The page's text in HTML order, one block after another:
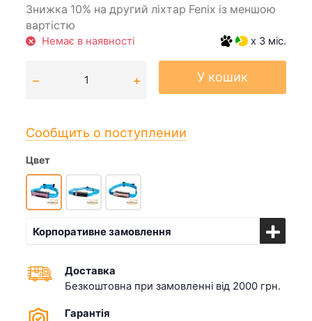
Знижка 10% на другий ліхтар Fenix із меншою
вартістю
Немає в наявності x 3 міс.
У кошик
Сообщить о поступлении
Цвет
Корпоративне замовлення
Доставка
Безкоштовна при замовленні від 2000 грн.
Гарантія